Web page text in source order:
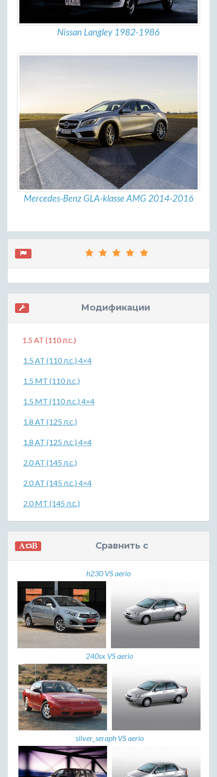
Nissan Langley 1982-1986
Mercedes-Benz GLA-klasse AMG 2014-2016
Модификации
1.5 AT (110 л.с.)
1.5 AT (110 л.с.) 4×4
1.5 MT (110 л.с.)
1.5 MT (110 л.с.) 4×4
1.8 AT (125 л.с.)
1.8 AT (125 л.с.) 4×4
2.0 AT (145 л.с.)
2.0 AT (145 л.с.) 4×4
2.0 MT (145 л.с.)
Сравнить с
h230 VS aerio
240sx VS aerio
silver_seraph VS aerio